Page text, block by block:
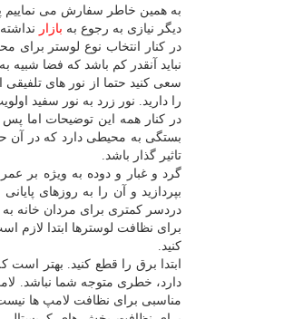
به همین خاطر سفارش می نماییم
دیگر نیازی به رجوع به بازار
در كنار انتخاب نوع لوستر برای
نباید آنقدر كم باشد كه فضا شبیه
سعی كنید حتما از نور های تلفیقی
را دارید. نور زرد به نور سفید
در كنار همه این توضیحات اما
بستگی به محیطی دارد كه در آن
تاثیر گذار باشد.
گرد و غبار و دوده به ویژه بر
بپردازید و آن را به روزهای
دردسر كمتری برای مردان خانه
برای نظافت لوسترها ابتدا لازم
كنید.
ابتدا برق را قطع كنید. بهتر
دارد، خطری متوجه شما نباشد.
مناسبی برای نظافت لامپ ها